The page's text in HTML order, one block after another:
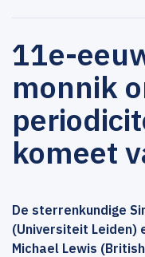
11e-
monnik
komeet
De sterrenkundige
(Universiteit Leiden)
Michael Lewis